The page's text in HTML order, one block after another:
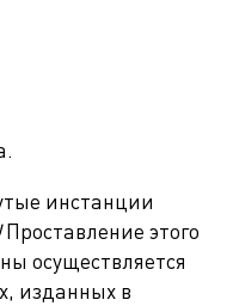
инстанции
Проставление этого
осуществляется
изданных в